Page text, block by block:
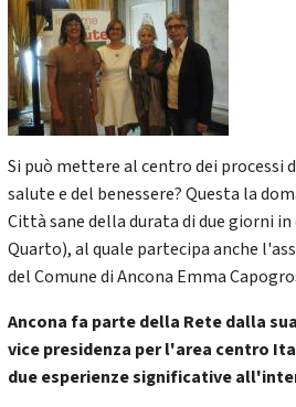
Si può mettere al centro dei processi
salute e del benessere? Questa la
Città sane della durata di due giorni
Quarto), al quale partecipa anche
del Comune di Ancona Emma
Ancona fa parte della Rete dalla
vice presidenza per l'area centro
due esperienze significative